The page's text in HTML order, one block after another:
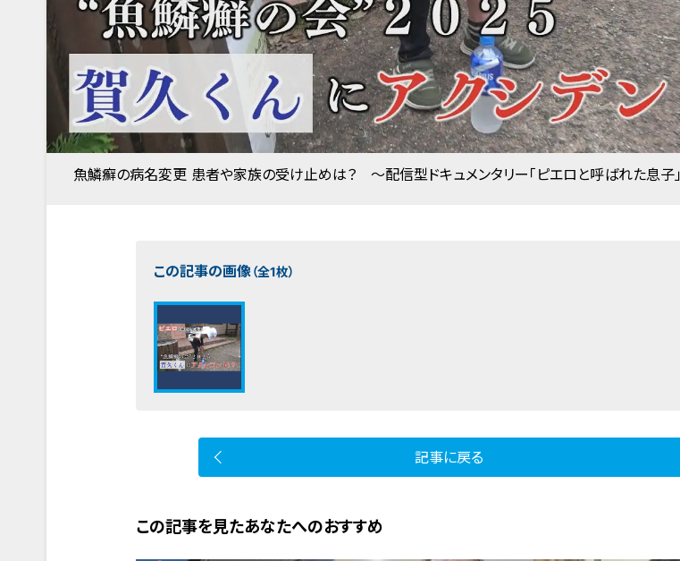
魚鱗癬の病名変更 患者や家族の受け止めは？ ～配信型ドキュメンタリー「ピエロと呼ばれた息子」
この記事の画像（全1枚）
記事に戻る
この記事を見たあなたへのおすすめ